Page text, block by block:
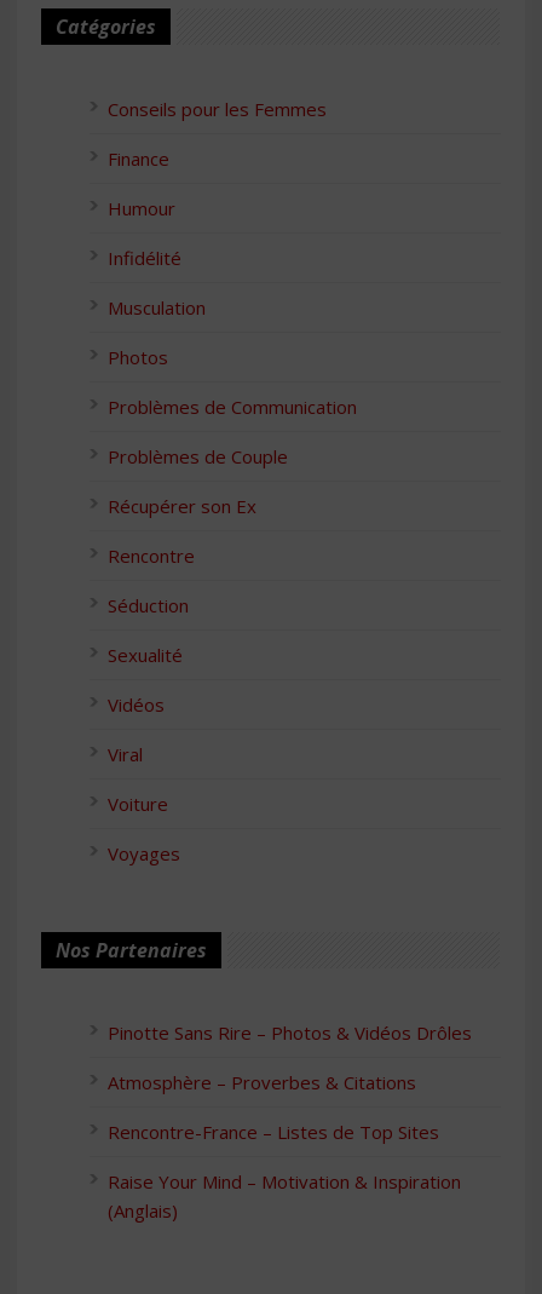
Catégories
Conseils pour les Femmes
Finance
Humour
Infidélité
Musculation
Photos
Problèmes de Communication
Problèmes de Couple
Récupérer son Ex
Rencontre
Séduction
Sexualité
Vidéos
Viral
Voiture
Voyages
Nos Partenaires
Pinotte Sans Rire – Photos & Vidéos Drôles
Atmosphère – Proverbes & Citations
Rencontre-France – Listes de Top Sites
Raise Your Mind – Motivation & Inspiration
(Anglais)